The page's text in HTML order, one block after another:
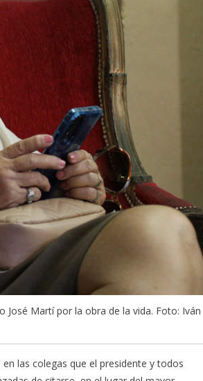
Martí por la obra de la vida. Foto: Iván
las colegas que el presidente y todos